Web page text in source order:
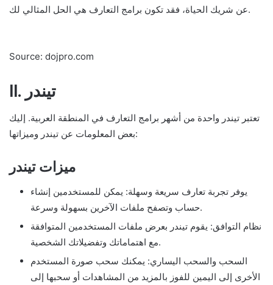
عن شريك الحياة، فقد تكون برامج التعارف هي الحل المثالي لك.
Source: dojpro.com
II. تيندر
تعتبر تيندر واحدة من أشهر برامج التعارف في المنطقة العربية. إليك
بعض المعلومات عن تيندر وميزاتها:
ميزات تيندر
يوفر تجربة تعارف سريعة وسهلة: يمكن للمستخدمين إنشاء
حساب وتصفح ملفات الآخرين بسهولة وسرعة.
نظام التوافق: يقوم تيندر بعرض ملفات المستخدمين المتوافقة
مع اهتماماتك وتفضيلاتك الشخصية.
السحب والسحب اليساري: يمكنك سحب صورة المستخدم
الأخرى إلى اليمين للفوز بالمزيد من المشاهدات أو سحبها إلى